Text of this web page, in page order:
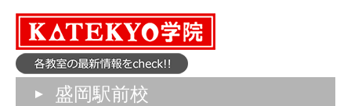
盛岡駅前校